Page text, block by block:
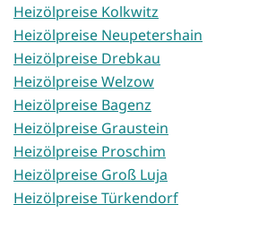
Heizölpreise Kolkwitz
Heizölpreise Neupetershain
Heizölpreise Drebkau
Heizölpreise Welzow
Heizölpreise Bagenz
Heizölpreise Graustein
Heizölpreise Proschim
Heizölpreise Groß Luja
Heizölpreise Türkendorf